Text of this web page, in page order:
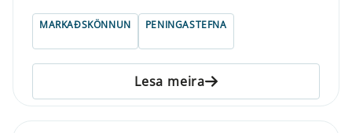
MARKAÐSKÖNNUN PENINGASTEFNA
Lesa meira